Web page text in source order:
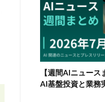
【週間AIニュー
AI基盤投資と業務